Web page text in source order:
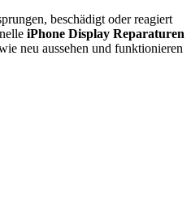
beschädigt oder reagiert
iPhone Display Reparaturen
neu aussehen und funktionieren